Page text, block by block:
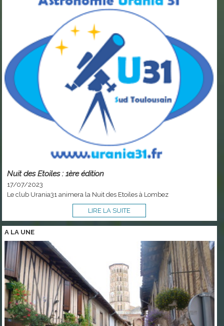
Nuit des Etoiles : 1ère édition
17/07/2023
Le club Urania31 animera la Nuit des Etoiles à Lombez
LIRE LA SUITE
A LA UNE